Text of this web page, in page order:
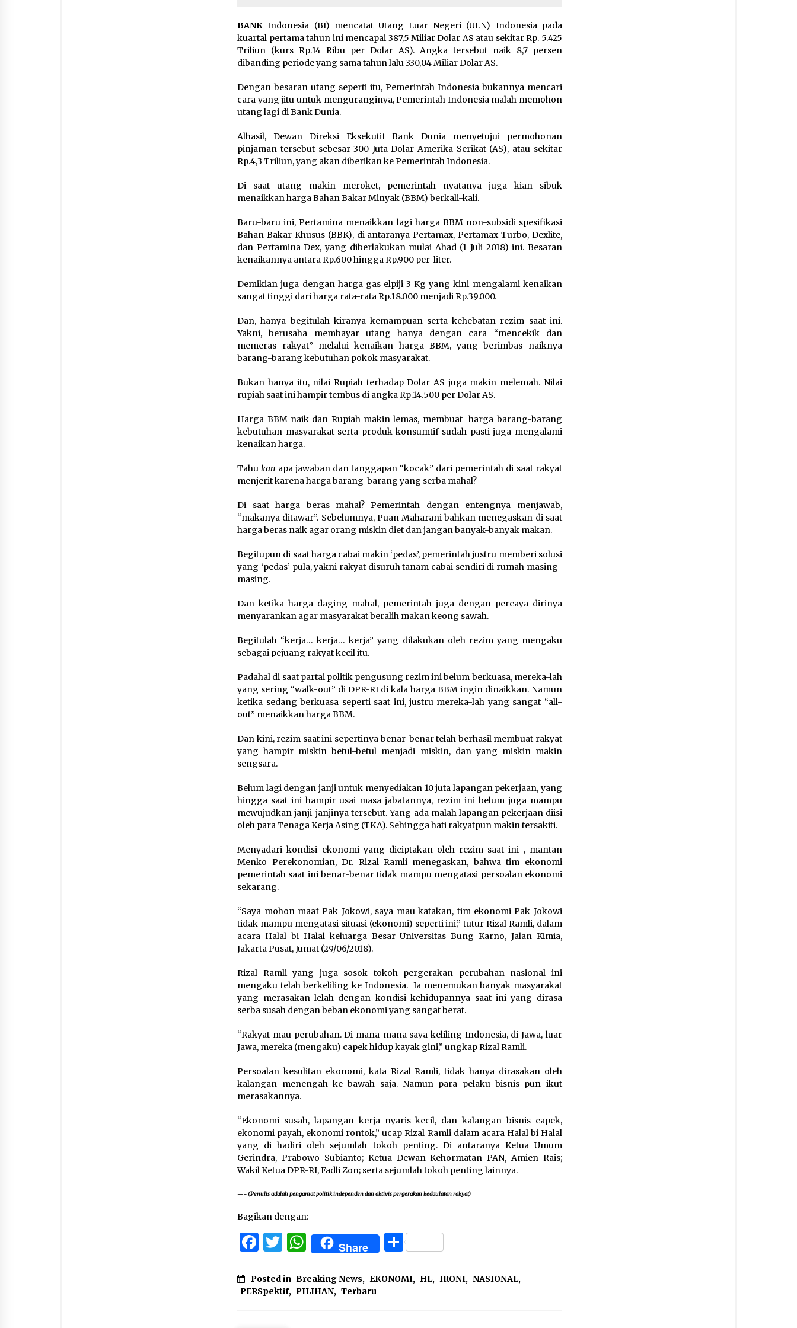
BANK Indonesia (BI) mencatat Utang Luar Negeri (ULN) Indonesia pada
kuartal pertama tahun ini mencapai 387,5 Miliar Dolar AS atau sekitar Rp. 5.425
Triliun (kurs Rp.14 Ribu per Dolar AS). Angka tersebut naik 8,7 persen
dibanding periode yang sama tahun lalu 330,04 Miliar Dolar AS.
Dengan besaran utang seperti itu, Pemerintah Indonesia bukannya mencari
cara yang jitu untuk menguranginya, Pemerintah Indonesia malah memohon
utang lagi di Bank Dunia.
Alhasil, Dewan Direksi Eksekutif Bank Dunia menyetujui permohonan
pinjaman tersebut sebesar 300 Juta Dolar Amerika Serikat (AS), atau sekitar
Rp.4,3 Triliun, yang akan diberikan ke Pemerintah Indonesia.
Di saat utang makin meroket, pemerintah nyatanya juga kian sibuk
menaikkan harga Bahan Bakar Minyak (BBM) berkali-kali.
Baru-baru ini, Pertamina menaikkan lagi harga BBM non-subsidi spesifikasi
Bahan Bakar Khusus (BBK), di antaranya Pertamax, Pertamax Turbo, Dexlite,
dan Pertamina Dex, yang diberlakukan mulai Ahad (1 Juli 2018) ini. Besaran
kenaikannya antara Rp.600 hingga Rp.900 per-liter.
Demikian juga dengan harga gas elpiji 3 Kg yang kini mengalami kenaikan
sangat tinggi dari harga rata-rata Rp.18.000 menjadi Rp.39.000.
Dan, hanya begitulah kiranya kemampuan serta kehebatan rezim saat ini.
Yakni, berusaha membayar utang hanya dengan cara “mencekik dan
memeras rakyat” melalui kenaikan harga BBM, yang berimbas naiknya
barang-barang kebutuhan pokok masyarakat.
Bukan hanya itu, nilai Rupiah terhadap Dolar AS juga makin melemah. Nilai
rupiah saat ini hampir tembus di angka Rp.14.500 per Dolar AS.
Harga BBM naik dan Rupiah makin lemas, membuat harga barang-barang
kebutuhan masyarakat serta produk konsumtif sudah pasti juga mengalami
kenaikan harga.
Tahukan apa jawaban dan tanggapan “kocak” dari pemerintah di saat rakyat
menjerit karena harga barang-barang yang serba mahal?
Di saat harga beras mahal? Pemerintah dengan entengnya menjawab,
“makanya ditawar”. Sebelumnya, Puan Maharani bahkan menegaskan di saat
harga beras naik agar orang miskin diet dan jangan banyak-banyak makan.
Begitupun di saat harga cabai makin ‘pedas’, pemerintah justru memberi solusi
yang ‘pedas’ pula, yakni rakyat disuruh tanam cabai sendiri di rumah masing-
masing.
Dan ketika harga daging mahal, pemerintah juga dengan percaya dirinya
menyarankan agar masyarakat beralih makan keong sawah.
Begitulah “kerja… kerja… kerja” yang dilakukan oleh rezim yang mengaku
sebagai pejuang rakyat kecil itu.
Padahal di saat partai politik pengusung rezim ini belum berkuasa, mereka-lah
yang sering “walk-out” di DPR-RI di kala harga BBM ingin dinaikkan. Namun
ketika sedang berkuasa seperti saat ini, justru mereka-lah yang sangat “all-
out” menaikkan harga BBM.
Dan kini, rezim saat ini sepertinya benar-benar telah berhasil membuat rakyat
yang hampir miskin betul-betul menjadi miskin, dan yang miskin makin
sengsara.
Belum lagi dengan janji untuk menyediakan 10 juta lapangan pekerjaan, yang
hingga saat ini hampir usai masa jabatannya, rezim ini belum juga mampu
mewujudkan janji-janjinya tersebut. Yang ada malah lapangan pekerjaan diisi
oleh para Tenaga Kerja Asing (TKA). Sehingga hati rakyatpun makin tersakiti.
Menyadari kondisi ekonomi yang diciptakan oleh rezim saat ini , mantan
Menko Perekonomian, Dr. Rizal Ramli menegaskan, bahwa tim ekonomi
pemerintah saat ini benar-benar tidak mampu mengatasi persoalan ekonomi
sekarang.
“Saya mohon maaf Pak Jokowi, saya mau katakan, tim ekonomi Pak Jokowi
tidak mampu mengatasi situasi (ekonomi) seperti ini,” tutur Rizal Ramli, dalam
acara Halal bi Halal keluarga Besar Universitas Bung Karno, Jalan Kimia,
Jakarta Pusat, Jumat (29/06/2018).
Rizal Ramli yang juga sosok tokoh pergerakan perubahan nasional ini
mengaku telah berkeliling ke Indonesia. Ia menemukan banyak masyarakat
yang merasakan lelah dengan kondisi kehidupannya saat ini yang dirasa
serba susah dengan beban ekonomi yang sangat berat.
“Rakyat mau perubahan. Di mana-mana saya keliling Indonesia, di Jawa, luar
Jawa, mereka (mengaku) capek hidup kayak gini,” ungkap Rizal Ramli.
Persoalan kesulitan ekonomi, kata Rizal Ramli, tidak hanya dirasakan oleh
kalangan menengah ke bawah saja. Namun para pelaku bisnis pun ikut
merasakannya.
“Ekonomi susah, lapangan kerja nyaris kecil, dan kalangan bisnis capek,
ekonomi payah, ekonomi rontok,” ucap Rizal Ramli dalam acara Halal bi Halal
yang di hadiri oleh sejumlah tokoh penting. Di antaranya Ketua Umum
Gerindra, Prabowo Subianto; Ketua Dewan Kehormatan PAN, Amien Rais;
Wakil Ketua DPR-RI, Fadli Zon; serta sejumlah tokoh penting lainnya.
—- (Penulis adalah pengamat politik independen dan aktivis pergerakan kedaulatan rakyat)
Bagikan dengan:
Facebook
Twitter
WhatsApp
Share Share
Posted in Breaking News, EKONOMI, HL, IRONI, NASIONAL,
PERSpektif, PILIHAN, Terbaru